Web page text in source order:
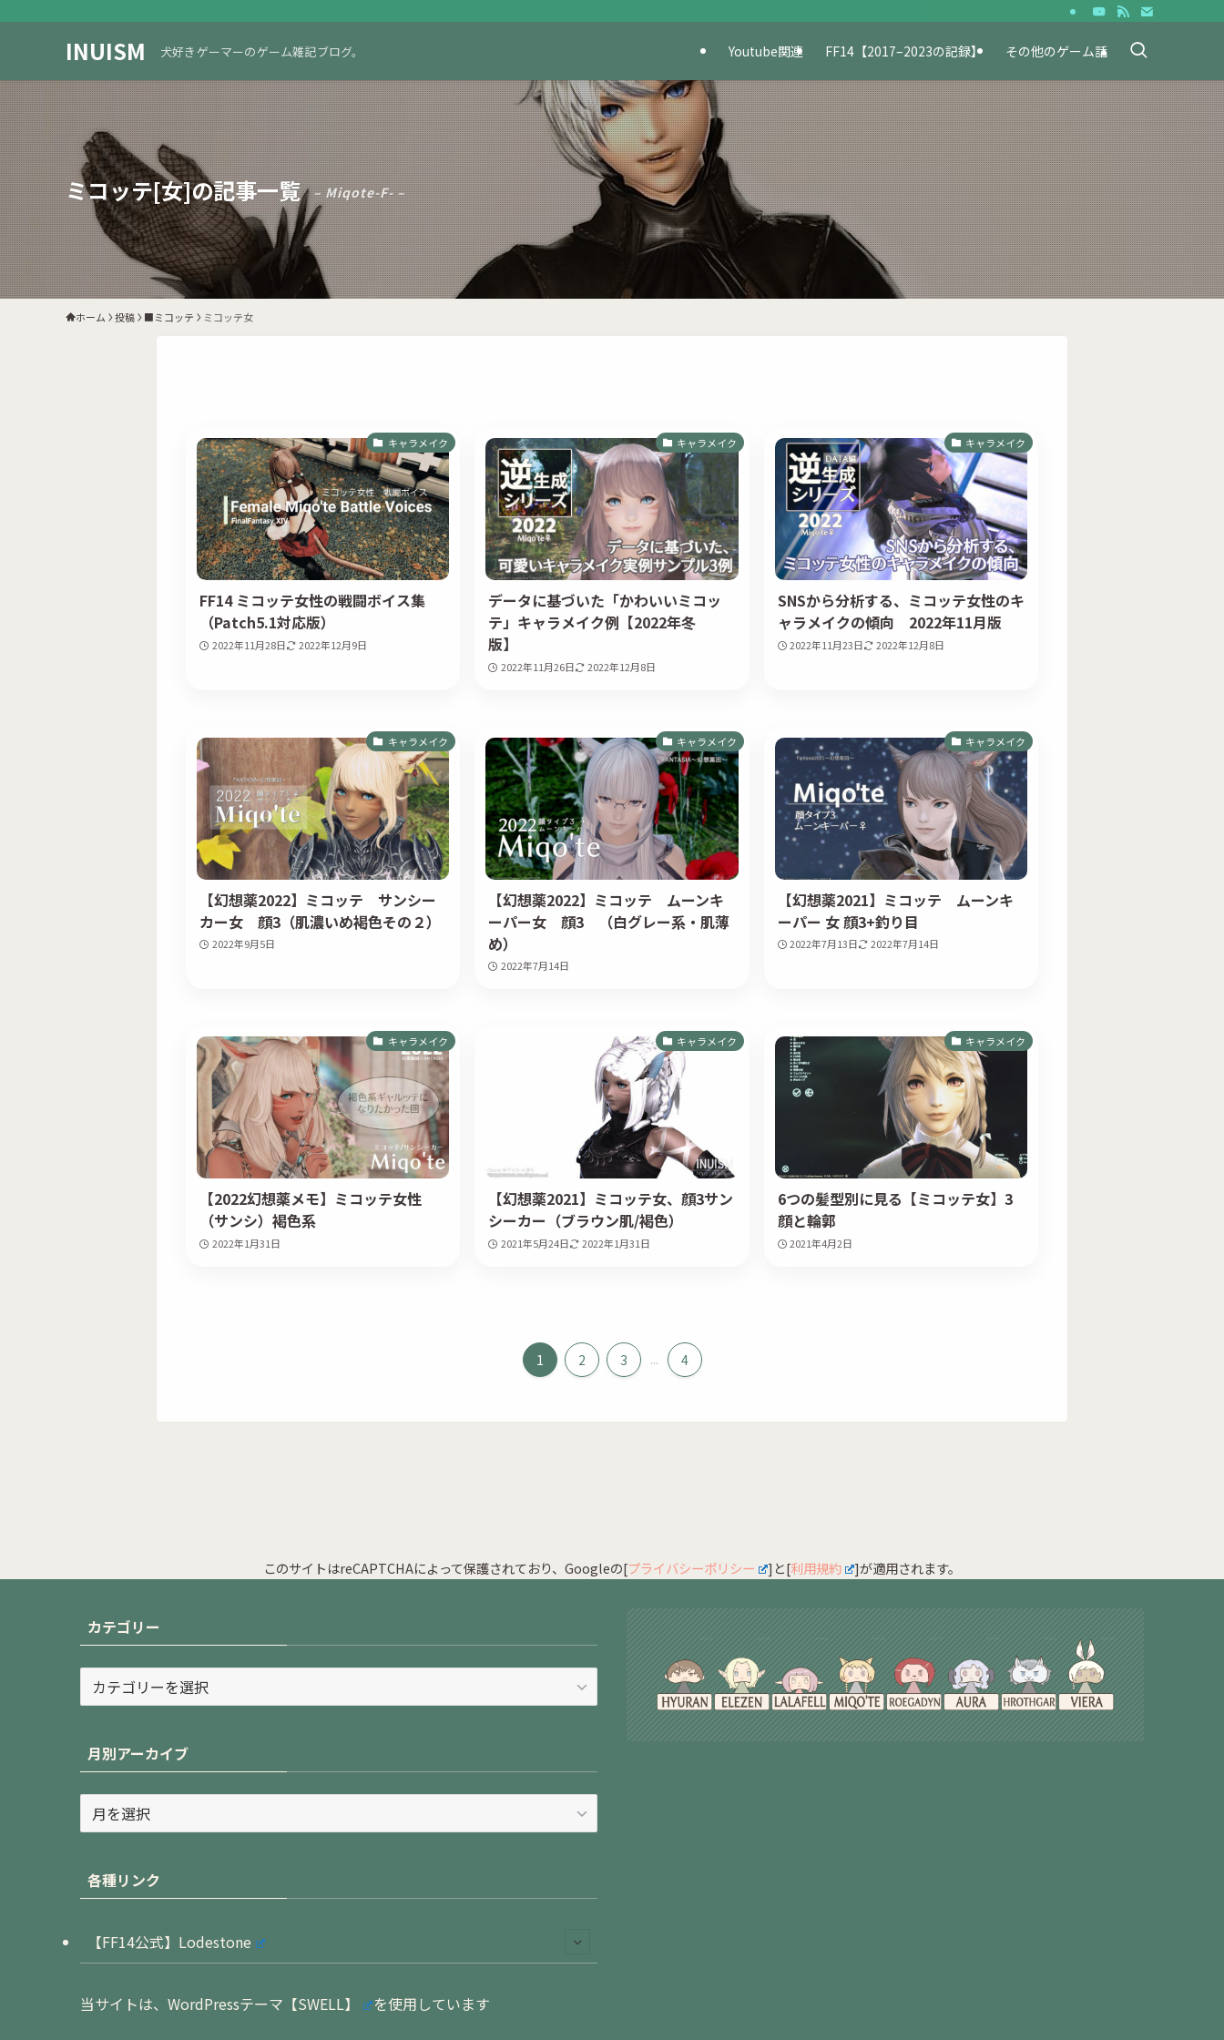
INUISM 犬好きゲーマーのゲーム雑記ブログ。 Youtube関連 FF14【2017–2023の記録】 その他のゲーム話
ミコッテ[女]の記事一覧 – Miqote-F- –
ホーム 投稿 ■ミコッテ ミコッテ女
キャラメイク
FF14 ミコッテ女性の戦闘ボイス集
（Patch5.1対応版）
2022年11月28日 2022年12月9日
キャラメイク
データに基づいた「かわいいミコッ
テ」キャラメイク例【2022年冬
版】
2022年11月26日 2022年12月8日
キャラメイク
SNSから分析する、ミコッテ女性のキ
ャラメイクの傾向 2022年11月版
2022年11月23日 2022年12月8日
キャラメイク
【幻想薬2022】ミコッテ サンシー
カー女 顔3（肌濃いめ褐色その２）
2022年9月5日
キャラメイク
【幻想薬2022】ミコッテ ムーンキ
ーパー女 顔3 （白グレー系・肌薄
め）
2022年7月14日
キャラメイク
【幻想薬2021】ミコッテ ムーンキ
ーパー 女 顔3+釣り目
2022年7月13日 2022年7月14日
キャラメイク
【2022幻想薬メモ】ミコッテ女性
（サンシ）褐色系
2022年1月31日
キャラメイク
【幻想薬2021】ミコッテ女、顔3サン
シーカー（ブラウン肌/褐色）
2021年5月24日 2022年1月31日
キャラメイク
6つの髪型別に見る【ミコッテ女】3
顔と輪郭
2021年4月2日
1 2 3 ... 4
このサイトはreCAPTCHAによって保護されており、Googleの[プライバシーポリシー ]と[利用規約 ]が適用されます。
カテゴリー
テ
リ
ー
月別アーカイブ
別
ー
カ
各種リンク
【FF14公式】Lodestone
当サイトは、WordPressテーマ 【SWELL】 を使用しています